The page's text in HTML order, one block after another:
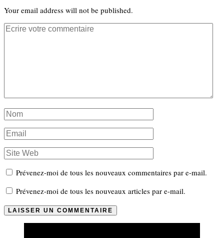
Your email address will not be published.
Prévenez-moi de tous les nouveaux commentaires par e-mail.
Prévenez-moi de tous les nouveaux articles par e-mail.